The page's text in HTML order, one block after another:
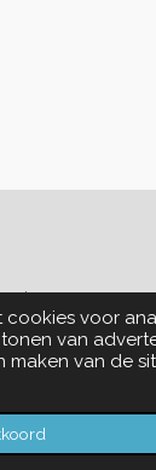
cookies voor
van
maken van de
Delen
Telefoonnummer